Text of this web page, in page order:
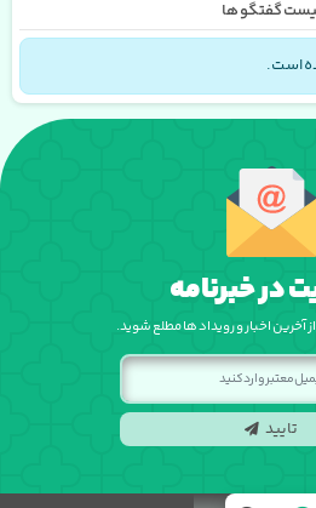
گفتگو ها
است.
در خبرنامه
آخرین اخبار و رویداد ها مطلع شوید.
تایید